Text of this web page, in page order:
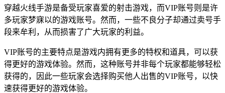
穿越火线手游是备受玩家喜爱的射击游戏，而VIP账号则是许
多玩家梦寐以的游戏账号。然而，一些不良分子却通过卖号手
段来牟利，从而损害了广大玩家的利益。
VIP账号的主要特点是游戏内拥有更多的特权和道具，可以获
得更好的游戏体验。然而，这种账号并非每个玩家都能够轻松
获得的，因此一些玩家会选择购买他人出售的VIP账号，以快
速获得更好的游戏体验。